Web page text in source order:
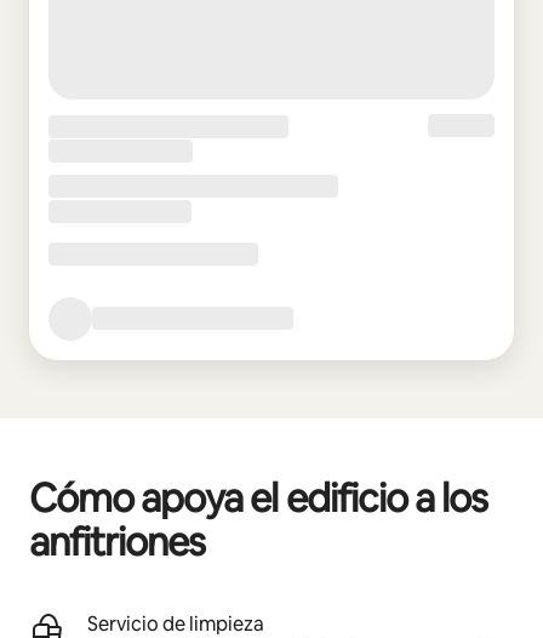
Cómo apoya el edificio a los
anfitriones
Servicio de limpieza